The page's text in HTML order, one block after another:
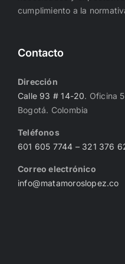
cumplimiento a la
Contacto
Dirección
Calle 93 # 14-20. Oficina
Bogotá. Colombia
Teléfonos
601 605 7744 – 321 376
Correo electrónico
info@matamoroslopez.co